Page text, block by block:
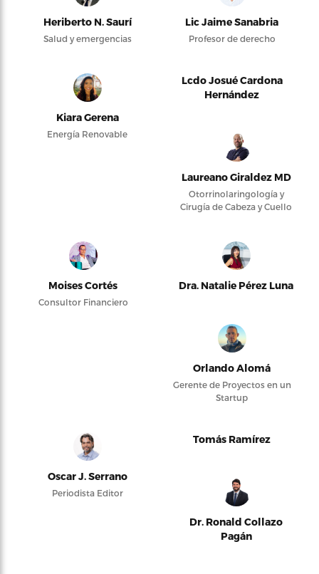
Heriberto N. Saurí
Salud y emergencias
Lic Jaime Sanabria
Profesor de derecho
Kiara Gerena
Energía Renovable
Lcdo Josué Cardona
Hernández
Laureano Giraldez MD
Otorrinolaringología y
Cirugía de Cabeza y Cuello
Moises Cortés
Consultor Financiero
Dra. Natalie Pérez Luna
Orlando Alomá
Gerente de Proyectos en un
Startup
Oscar J. Serrano
Periodista Editor
Tomás Ramírez
Dr. Ronald Collazo
Pagán